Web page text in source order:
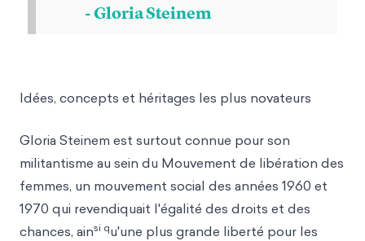
- Gloria Steinem
Idées, concepts et héritages les plus novateurs
Gloria Steinem est surtout connue pour son
militantisme au sein du Mouvement de libération des
femmes, un mouvement social des années 1960 et
1970 qui revendiquait l'égalité des droits et des
chances, ainsi qu'une plus grande liberté pour les